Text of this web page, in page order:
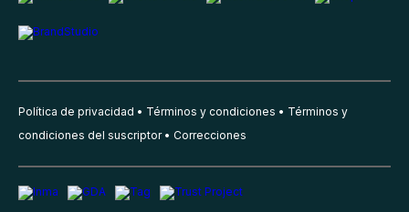
Política de privacidad Términos y condiciones
Términos y
condiciones del suscriptor
Correcciones